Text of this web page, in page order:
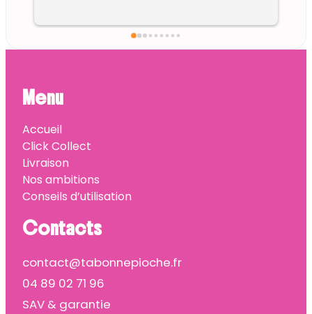
Menu
Accueil
Click Collect
Livraison
Nos ambitions
Conseils d’utilisation
Contacts
contact@tabonnepioche.fr
04 89 02 71 96
SAV & garantie